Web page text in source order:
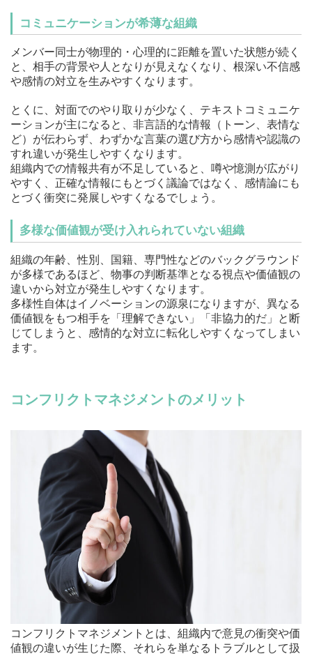
コミュニケーションが希薄な組織
メンバー同士が物理的・心理的に距離を置いた状態が続く
と、相手の背景や人となりが見えなくなり、根深い不信感
や感情の対立を生みやすくなります。
とくに、対面でのやり取りが少なく、テキストコミュニケ
ーションが主になると、非言語的な情報（トーン、表情な
ど）が伝わらず、わずかな言葉の選び方から感情や認識の
すれ違いが発生しやすくなります。
組織内での情報共有が不足していると、噂や憶測が広がり
やすく、正確な情報にもとづく議論ではなく、感情論にも
とづく衝突に発展しやすくなるでしょう。
多様な価値観が受け入れられていない組織
組織の年齢、性別、国籍、専門性などのバックグラウンド
が多様であるほど、物事の判断基準となる視点や価値観の
違いから対立が発生しやすくなります。
多様性自体はイノベーションの源泉になりますが、異なる
価値観をもつ相手を「理解できない」「非協力的だ」と断
じてしまうと、感情的な対立に転化しやすくなってしまい
ます。
コンフリクトマネジメントのメリット
コンフリクトマネジメントとは、組織内で意見の衝突や価
値観の違いが生じた際、それらを単なるトラブルとして扱